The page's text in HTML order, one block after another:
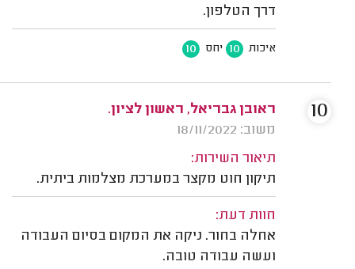
דרך הטלפון.
איכות 10 יחס 10
ראובן גבריאל, ראשון לציון.
משוב: 18/11/2022
תיאור השירות:
תיקון חוט מקצר במערכת מצלמות ביתית.
חוות דעת:
אחלה בחור. ניקה את המקום בסיום העבודה
ועשה עבודה טובה.
10